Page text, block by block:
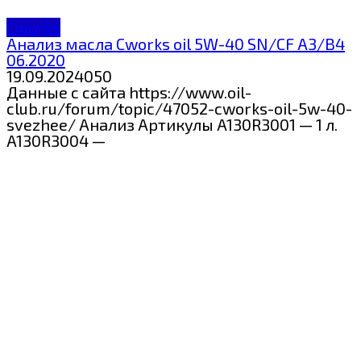
Cworks
Анализ масла Cworks oil 5W-40 SN/CF A3/B4
06.2020
19.09.2024050
Данные с сайта https://www.oil-
club.ru/forum/topic/47052-cworks-oil-5w-40-
svezhee/ Анализ Артикулы A130R3001 — 1 л.
A130R3004 —